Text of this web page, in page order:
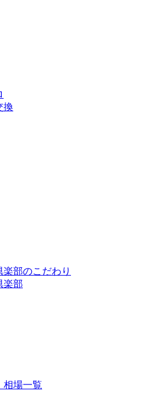
換
楽部のこだわり
楽部
相場一覧